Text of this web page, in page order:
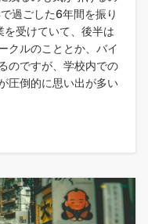
過ごした6年間を振り
受けていて、後半は
クルのこととか、バイ
のですが、学校内での
圧倒的に思い出が多い